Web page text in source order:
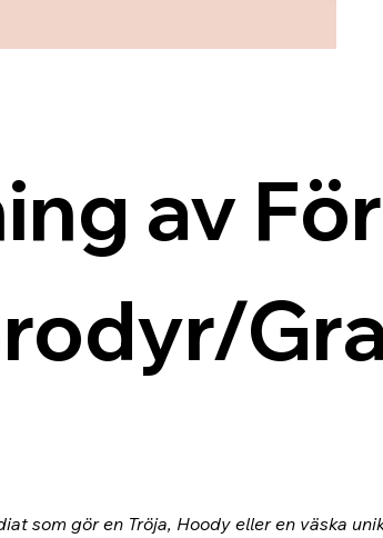
av
som gör en Tröja, Hoody eller en väska